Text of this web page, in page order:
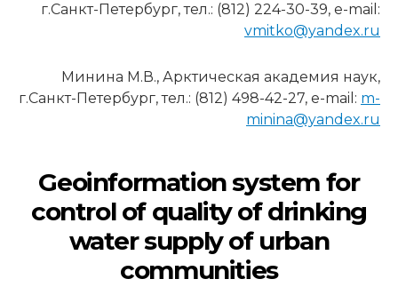
г.Санкт-Петербург, тел.: (812) 224-30-39, e-mail:
vmitko@yandex.ru
Минина М.В., Арктическая академия наук,
г.Санкт-Петербург, тел.: (812) 498-42-27, e-mail: m-
minina@yandex.ru
Geoinformation system for
control of quality of drinking
water supply of urban
communities